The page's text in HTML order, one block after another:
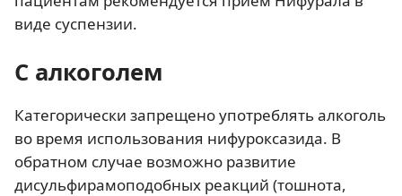
виде суспензии.
С алкоголем
Категорически запрещено употреблять алкоголь
во время использования нифуроксазида. В
обратном случае возможно развитие
дисульфирамоподобных реакций (тошнота,